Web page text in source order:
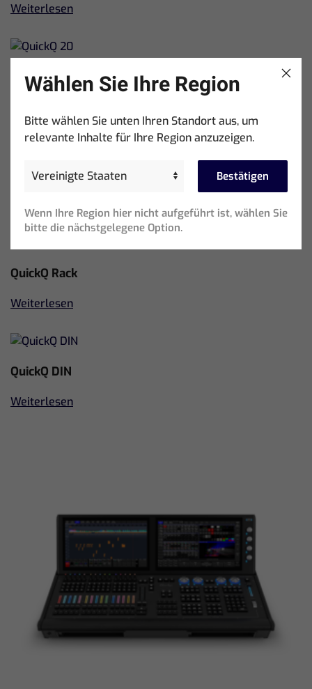
Weiterlesen
QuickQ 20
QuickQ 10
Weiterlesen
QuickQ Rack
Weiterlesen
QuickQ DIN
Weiterlesen
Wählen Sie Ihre Region
Bitte wählen Sie unten Ihren Standort aus, um
relevante Inhalte für Ihre Region anzuzeigen.
Bestätigen
Wenn Ihre Region hier nicht aufgeführt ist, wählen Sie
bitte die nächstgelegene Option.